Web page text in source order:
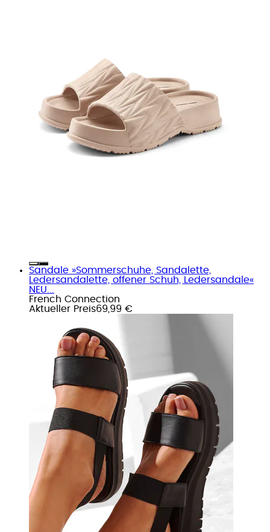
Sandale »Sommerschuhe, Sandalette,
Ledersandalette, offener Schuh, Ledersandale«
NEU...
French Connection
Aktueller Preis69,99 €